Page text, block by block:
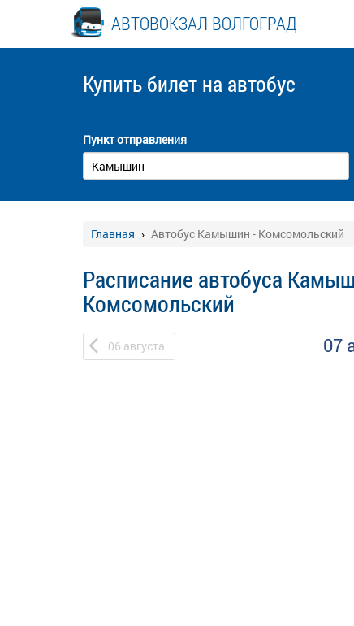
АВТОВОКЗАЛ ВОЛГОГРАД
Купить билет на автобус
Пункт отправления
Главная Автобус Камышин - Комсомольский
Расписание автобуса
Комсомольский
06 августа 07